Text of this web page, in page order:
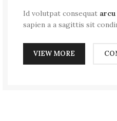
Id volutpat consequat
sapien a a sagittis sit
VIEW MORE